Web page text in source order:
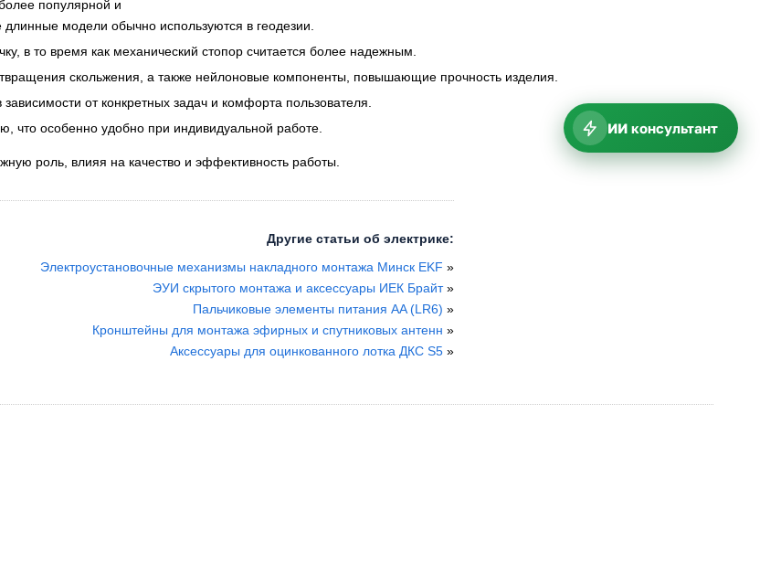
популярной и
модели обычно используются в геодезии.
в то время как механический стопор считается более надежным.
скольжения, а также нейлоновые компоненты, повышающие прочность изделия.
от конкретных задач и комфорта пользователя.
что особенно удобно при индивидуальной работе.
роль, влияя на качество и эффективность работы.
Другие статьи об электрике:
Электроустановочные механизмы накладного монтажа Минск EKF »
ЭУИ скрытого монтажа и аксессуары ИЕК Брайт»
Пальчиковые элементы питания AA (LR6) »
Кронштейны для монтажа эфирных и спутниковых антенн»
Аксессуары для оцинкованного лотка ДКС S5 »
ИИ консультант